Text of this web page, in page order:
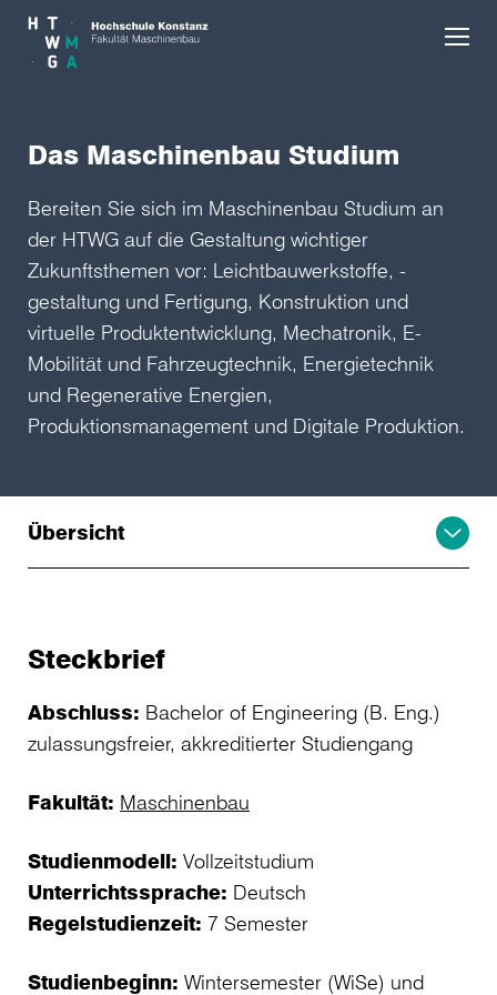
Skip to main content
Das Maschinenbau Studium
Bereiten Sie sich im Maschinenbau Studium an
der HTWG auf die Gestaltung wichtiger
Zukunftsthemen vor: Leichtbauwerkstoffe, -
gestaltung und Fertigung, Konstruktion und
virtuelle Produktentwicklung, Mechatronik, E-
Mobilität und Fahrzeugtechnik, Energietechnik
und Regenerative Energien,
Produktionsmanagement und Digitale Produktion.
Übersicht
Steckbrief
Abschluss: Bachelor of Engineering (B. Eng.)
zulassungsfreier, akkreditierter Studiengang
Fakultät: Maschinenbau
Studienmodell: Vollzeitstudium
Unterrichtssprache: Deutsch
Regelstudienzeit: 7 Semester
Studienbeginn: Wintersemester (WiSe) und